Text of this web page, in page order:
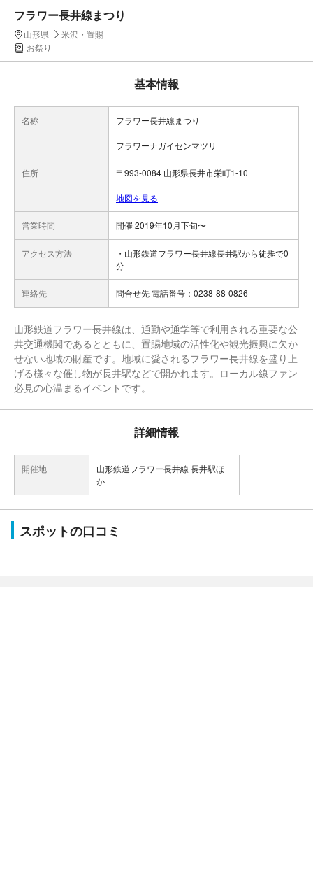
フラワー長井線まつり
山形県
米沢・置賜
お祭り
基本情報
名称 フラワー長井線まつり
フラワーナガイセンマツリ
住所 〒993-0084 山形県長井市栄町1-10
地図を見る
営業時間 開催 2019年10月下旬〜
アクセス方法
・山形鉄道フラワー長井線長井駅から徒歩で0
分
連絡先 問合せ先 電話番号：0238-88-0826
山形鉄道フラワー長井線は、通勤や通学等で利用される重要な公
共交通機関であるとともに、置賜地域の活性化や観光振興に欠か
せない地域の財産です。地域に愛されるフラワー長井線を盛り上
げる様々な催し物が長井駅などで開かれます。ローカル線ファン
必見の心温まるイベントです。
詳細情報
開催地
山形鉄道フラワー長井線 長井駅ほ
か
スポットの口コミ